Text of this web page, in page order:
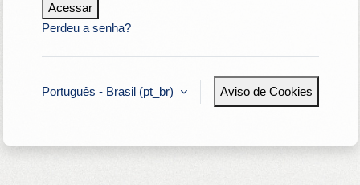
Acessar
Perdeu a senha?
Português - Brasil ‎(pt_br)‎ Aviso de Cookies